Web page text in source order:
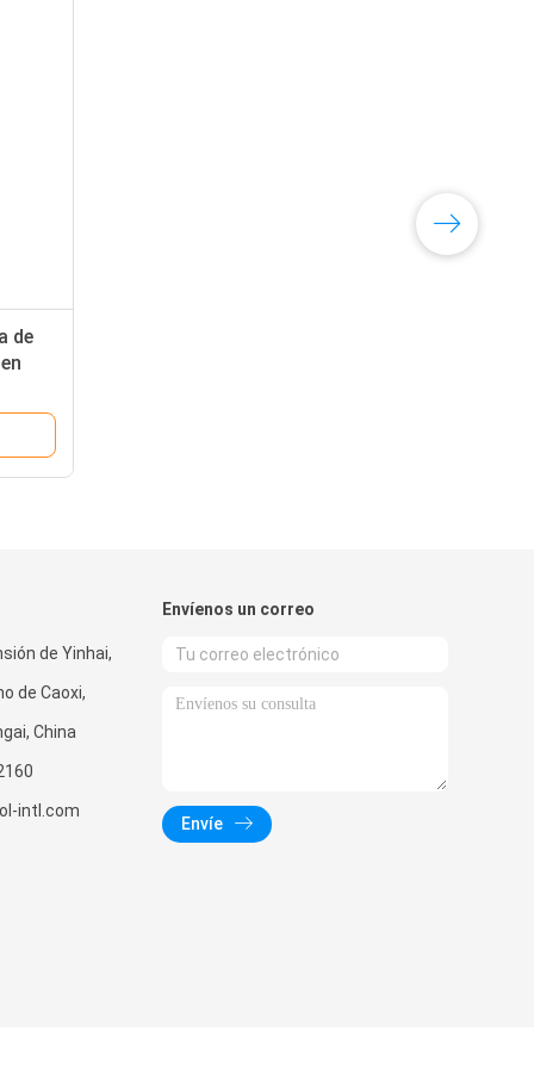
de
de Yinhai,
de Caoxi,
China
intl.com
Envíenos un correo
Envíe